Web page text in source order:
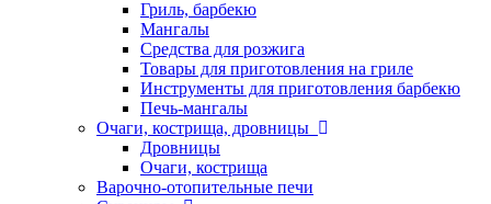
Гриль, барбекю
Мангалы
Средства для розжига
Товары для приготовления на гриле
Инструменты для приготовления барбекю
Печь-мангалы
Очаги, кострища, дровницы
Дровницы
Очаги, кострища
Варочно-отопительные печи